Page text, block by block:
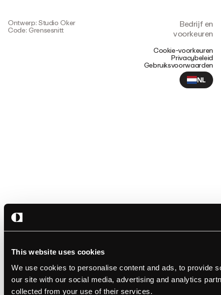
This website uses cookies
We use cookies to personalise content and ads, to provide
our site with our social media, advertising and analytics
collected from your use of their services.
Ontwerp: Studio Oker
Code: Grensesnitt Bedrijf en
voorkeuren
Cookie-voorkeuren
Privacybeleid
Gebruiksvoorwaarden
NL